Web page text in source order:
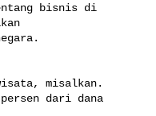
bisnis di
misalkan.
dari dana